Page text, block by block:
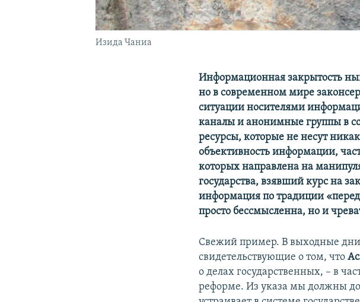
Изида Чаниа
Информационная закрытость
но в современном мире
ситуации носителями
каналы и анонимные группы в
ресурсы, которые не несут
объективность информации,
которых направлена на
государства, взявший курс на
информация по традиции
просто бессмысленна, но и
Свежий пример. В выходные дни
свидетельствующие о том, что
о делах государственных, – в
реформе. Из указа мы должны